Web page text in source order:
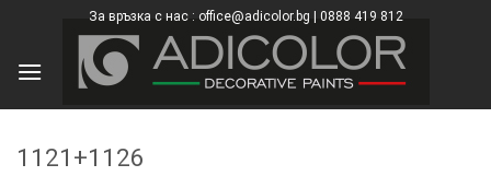
content
За връзка с нас : office@adicolor.bg | 0888 419 812
1121+1126
×